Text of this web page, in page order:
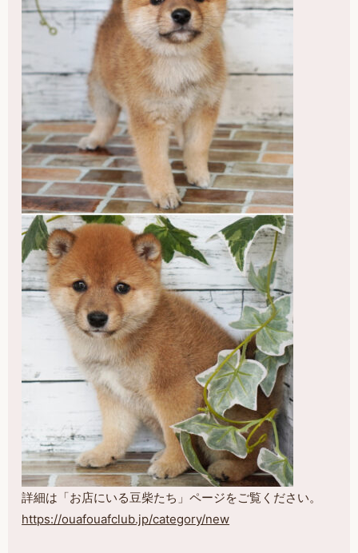
詳細は「お店にいる豆柴たち」ページをご覧ください。
https://ouafouafclub.jp/category/new